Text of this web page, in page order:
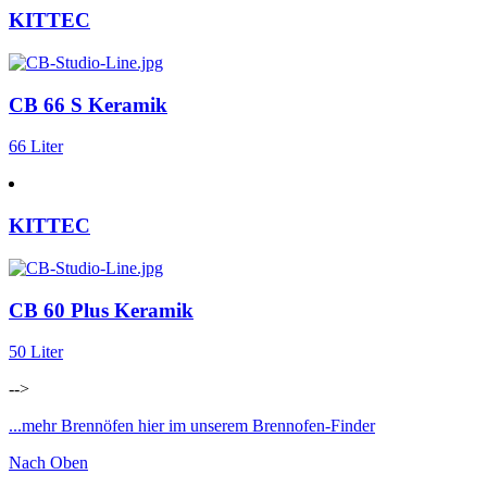
KITTEC
CB 66 S Keramik
66 Liter
KITTEC
CB 60 Plus Keramik
50 Liter
-->
...mehr Brennöfen hier im unserem Brennofen-Finder
Nach Oben